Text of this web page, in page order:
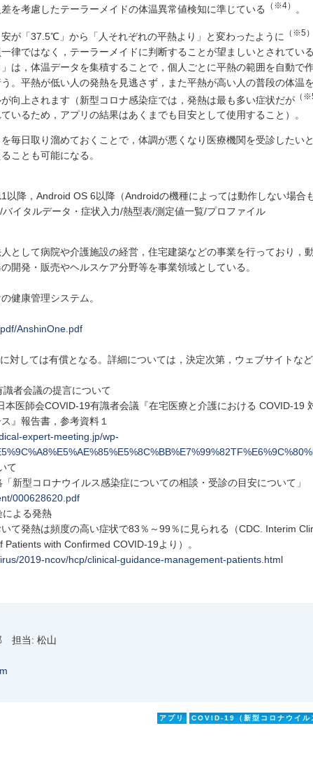
を考慮したテーラーメイドの体温異常値検知に準じている
（※4） 。
が「37.5℃」から「人それぞれの平熱より」と変わったように （※5）
律ではなく，テーラーメイドに判断することが望ましいとされている
は，体温データを集積することで，個人ごとに平熱の範囲を自動で
。平熱が低い人の発熱を見逃さず，また平熱が高い人の普段の体温
向上されます（新型コロナ感染症では，発熱は最も多い症状だが （
いるため，アプリの結果はあくまでも目安として使用すること）。
毎日取り溜めておくことで，体調が悪くなり医療機関を受診したい
ことも可能になる。
以降，Android OS 6以降（Androidの機種によっては動作しない場合も
イタルデータ・症状入力/熱型表/測定値一覧/プロファイル
として病院や介護施設の経営，住宅建築などの事業を行っており，
開発・販売やヘルスケア分野等を事業領域としている。
健康管理システム。
AnshinOne.pdf
対しては有償となる。詳細については，決定次第，ウェブサイトな
者会議の提言について
本医師会COVID-19有識者会議『在宅医療と介護における COVID-19
』報告書，参考資料１
expert-meeting.jp/wp-
て
新型コロナウイルス感染症についての相談・受診の目安について」
000628620.pdf
よる発熱
て発熱は頻度の高い症状で83％～99％に見られる（CDC. Interim
with Confirmed COVID-19より）。
2019-ncov/hcp/clinical-guidance-management-patients.html
担当: 松山
アプリ COVID-19（新型コロナウイル